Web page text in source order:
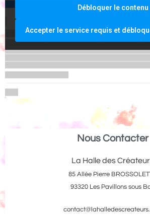
Débloquer le contenu
Accepter le service requis et
Nous Contacter
La Halle des
85 Allée Pierre
93320 Les Pavillons sous